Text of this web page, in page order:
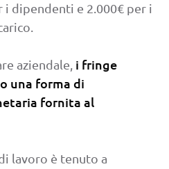
i dipendenti e 2.000€ per i
aziendale, i fringe
una forma di
fornita al
lavoro è tenuto a